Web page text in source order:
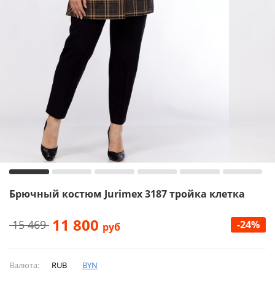
Брючный костюм Jurimex 3187 тройка клетка
15 469 11 800 руб -24%
Валюта: RUB BYN